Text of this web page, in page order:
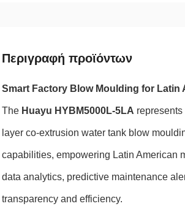
Περιγραφή προϊόντων
Smart Factory Blow Moulding for
The Huayu HYBM5000L-5LA
layer co-extrusion water tank blow
capabilities, empowering Latin American
data analytics, predictive maintenance
transparency and efficiency.